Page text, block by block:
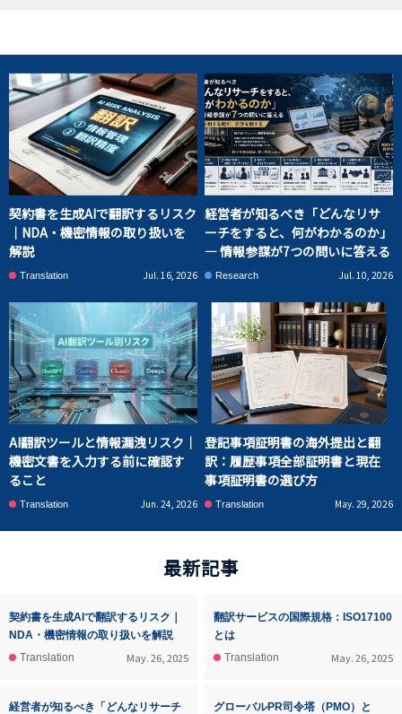
契約書を生成AIで翻訳するリスク
｜NDA・機密情報の取り扱いを
解説
Translation Jul. 16, 2026
経営者が知るべき「どんなリサ
ーチをすると、何がわかるのか」
― 情報参謀が7つの問いに答える
Research Jul. 10, 2026
AI翻訳ツールと情報漏洩リスク｜
機密文書を入力する前に確認す
ること
Translation Jun. 24, 2026
登記事項証明書の海外提出と翻
訳：履歴事項全部証明書と現在
事項証明書の選び方
Translation May. 29, 2026
最新記事
契約書を生成AIで翻訳するリスク｜
NDA・機密情報の取り扱いを解説
Translation
May. 26, 2025
翻訳サービスの国際規格：ISO17100
とは
Translation
May. 26, 2025
経営者が知るべき「どんなリサーチ
グローバルPR司令塔（PMO）と